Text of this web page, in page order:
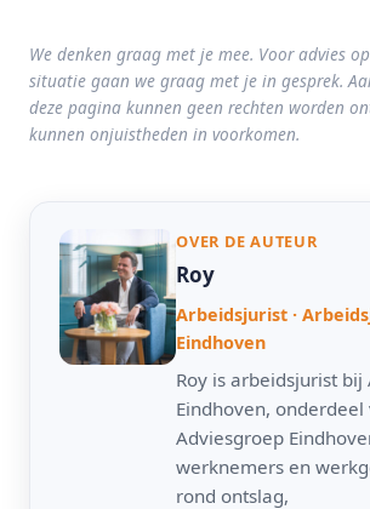
We denken graag met je mee. Voor advies
situatie gaan we graag met je in gesprek.
deze pagina kunnen geen rechten worden
kunnen onjuistheden in voorkomen.
OVER DE AUTEUR
Roy
Arbeidsjurist ·
Eindhoven
Roy is arbeidsjurist
Eindhoven, onderdeel
Adviesgroep
werknemers en
rond ontslag,